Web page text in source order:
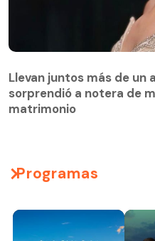
Llevan juntos más de un
sorprendió a notera de
matrimonio
Programas